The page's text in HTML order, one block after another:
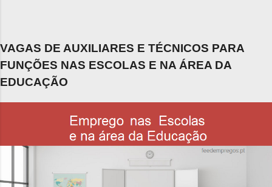
VAGAS DE AUXILIARES E TÉCNICOS PARA
FUNÇÕES NAS ESCOLAS E NA ÁREA DA
EDUCAÇÃO